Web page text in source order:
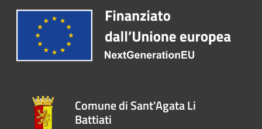
Comune di Sant'Agata Li
Battiati